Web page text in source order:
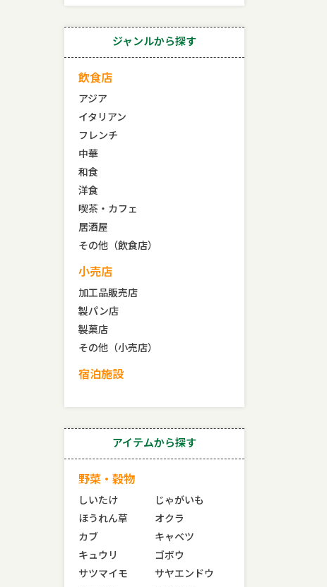
ジャンルから探す
飲食店
アジア
イタリアン
フレンチ
中華
和食
洋食
喫茶・カフェ
居酒屋
その他（飲食店）
小売店
加工品販売店
製パン店
製菓店
その他（小売店）
宿泊施設
アイテムから探す
野菜・穀物
しいたけ
じゃがいも
ほうれん草
オクラ
カブ
キャベツ
キュウリ
ゴボウ
サツマイモ
サヤエンドウ